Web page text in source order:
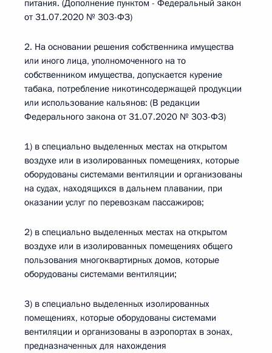
питания. (Дополнение пунктом - Федеральный закон
от 31.07.2020 № 303-ФЗ)
2. На основании решения собственника имущества
или иного лица, уполномоченного на то
собственником имущества, допускается курение
табака, потребление никотинсодержащей продукции
или использование кальянов: (В редакции
Федерального закона от 31.07.2020 № 303-ФЗ)
1) в специально выделенных местах на открытом
воздухе или в изолированных помещениях, которые
оборудованы системами вентиляции и организованы
на судах, находящихся в дальнем плавании, при
оказании услуг по перевозкам пассажиров;
2) в специально выделенных местах на открытом
воздухе или в изолированных помещениях общего
пользования многоквартирных домов, которые
оборудованы системами вентиляции;
3) в специально выделенных изолированных
помещениях, которые оборудованы системами
вентиляции и организованы в аэропортах в зонах,
предназначенных для нахождения